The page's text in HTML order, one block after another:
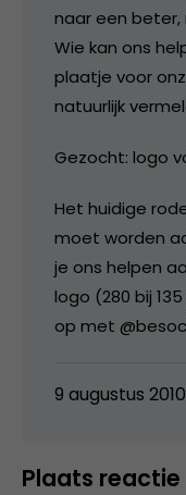
naar een beter,
Wie kan ons
plaatje voor
natuurlijk
Gezocht: logo
Het huidige
moet worden
je ons helpen
logo (280 bij
op met
9 augustus
Plaats reactie